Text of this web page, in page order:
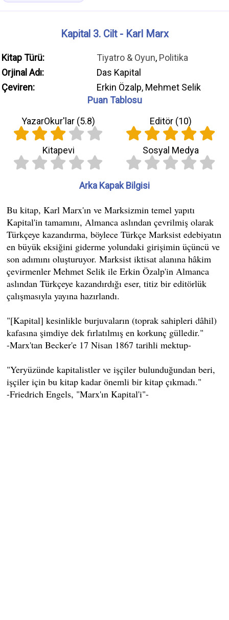
Kapital 3. Cilt - Karl Marx
Kitap Türü: Tiyatro & Oyun, Politika
Orjinal Adı:
Das Kapital
Çeviren:
Erkin Özalp, Mehmet Selik
Puan Tablosu
YazarOkur'lar (5.8) Editör (10)
Kitapevi Sosyal Medya
Arka Kapak Bilgisi